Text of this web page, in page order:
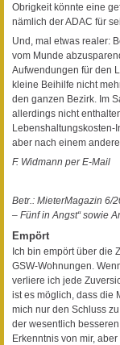
Obrigkeit könnte eine
nämlich der ADAC für
Und, mal etwas realer:
vom Munde
Aufwendungen für den
kleine Beihilfe nicht
den ganzen Bezirk. Im
allerdings nicht
Lebenshaltungskosten-
aber nach einem
F. Widmann per E-Mail
Betr.: MieterMagazin 6/
– Fünf in Angst“ sowie
Empört
Ich bin empört über die
GSW-Wohnungen.
verliere ich jede
ist es möglich, dass die
mich nur den Schluss
der wesentlich
Erkenntnis von mir,